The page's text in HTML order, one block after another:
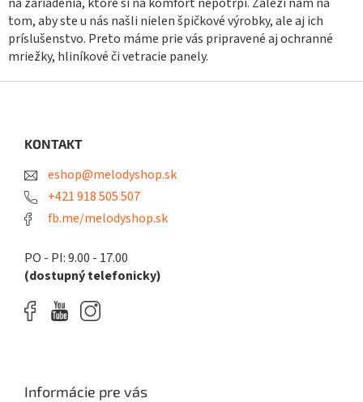
tom, aby ste u nás našli nielen špičkové výrobky, ale aj ich
príslušenstvo. Preto máme prie vás pripravené aj ochranné
mriežky, hliníkové či vetracie panely.
KONTAKT
eshop@melodyshop.sk
+421 918 505 507
fb.me/melodyshop.sk
PO - PI: 9.00 - 17.00
(dostupný telefonicky)
Informácie pre vás